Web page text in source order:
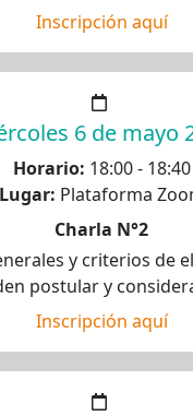
Inscripción aquí
6 de mayo
Horario: 18:00 - 18:40
Lugar: Plataforma
Charla N°2
y criterios de
postular y
Inscripción aquí